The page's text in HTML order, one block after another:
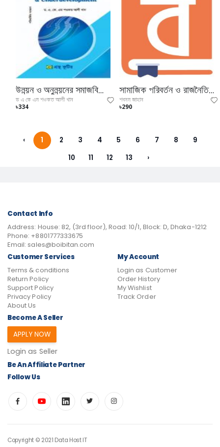
উন্নয়ন ও অনুন্নয়নের সমাজবিজ্ঞান (মাস্টার্স ফাইনাল ইয়ারের পাঠ্যবই)
ড এ কে এম শওকত আলী খান
৳334
সামাজিক পরিবর্তন ও রাজনৈতিক উন্নয়ন (মাস্টার্স ফাইনাল ইয়ারের টেক্সট বই)
শবনম জাহান
৳290
‹ 1 2 3 4 5 6 7 8
9
10
11 12 13 ›
Contact Info
Address: House: 82, (3rd floor), Road: 10/1, Block: D, Dhaka-1212
Phone: +8801777333675
Email: sales@boibitan.com
Customer Services
Terms & conditions
Return Policy
Support Policy
Privacy Policy
About Us
My Account
Login as Customer
Order History
My Wishlist
Track Order
Become A Seller
APPLY NOW
Login as Seller
Be An Affiliate Partner
Follow Us
Copyright © 2021 Data Host IT